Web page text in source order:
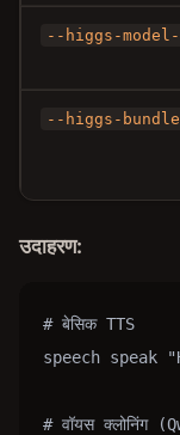
--higgs-
--higgs-
उदाहरण:
# बेसिक TTS
speech
# वॉयस क्लोनिंग